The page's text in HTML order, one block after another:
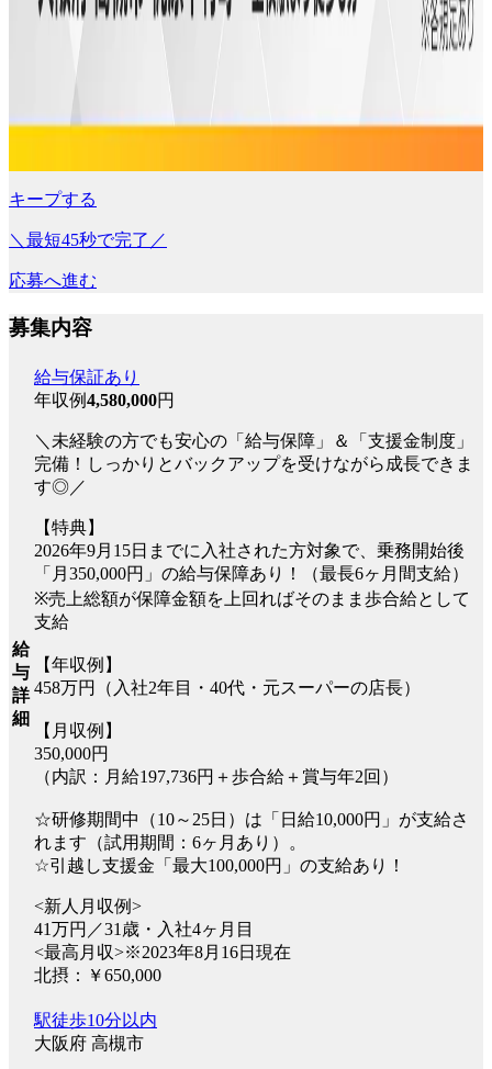
キープする
＼最短45秒で完了／
応募へ進む
募集内容
給
与
詳
細
給与保証あり
年収例4,580,000円
＼未経験の方でも安心の「給与保障」＆「支援金制度」
完備！しっかりとバックアップを受けながら成長できま
す◎／
【特典】
2026年9月15日までに入社された方対象で、乗務開始後
「月350,000円」の給与保障あり！（最長6ヶ月間支給）
※売上総額が保障金額を上回ればそのまま歩合給として
支給
【年収例】
458万円（入社2年目・40代・元スーパーの店長）
【月収例】
350,000円
（内訳：月給197,736円＋歩合給＋賞与年2回）
☆研修期間中（10～25日）は「日給10,000円」が支給さ
れます（試用期間：6ヶ月あり）。
☆引越し支援金「最大100,000円」の支給あり！
<新人月収例>
41万円／31歳・入社4ヶ月目
<最高月収>※2023年8月16日現在
北摂：￥650,000
駅徒歩10分以内
大阪府 高槻市